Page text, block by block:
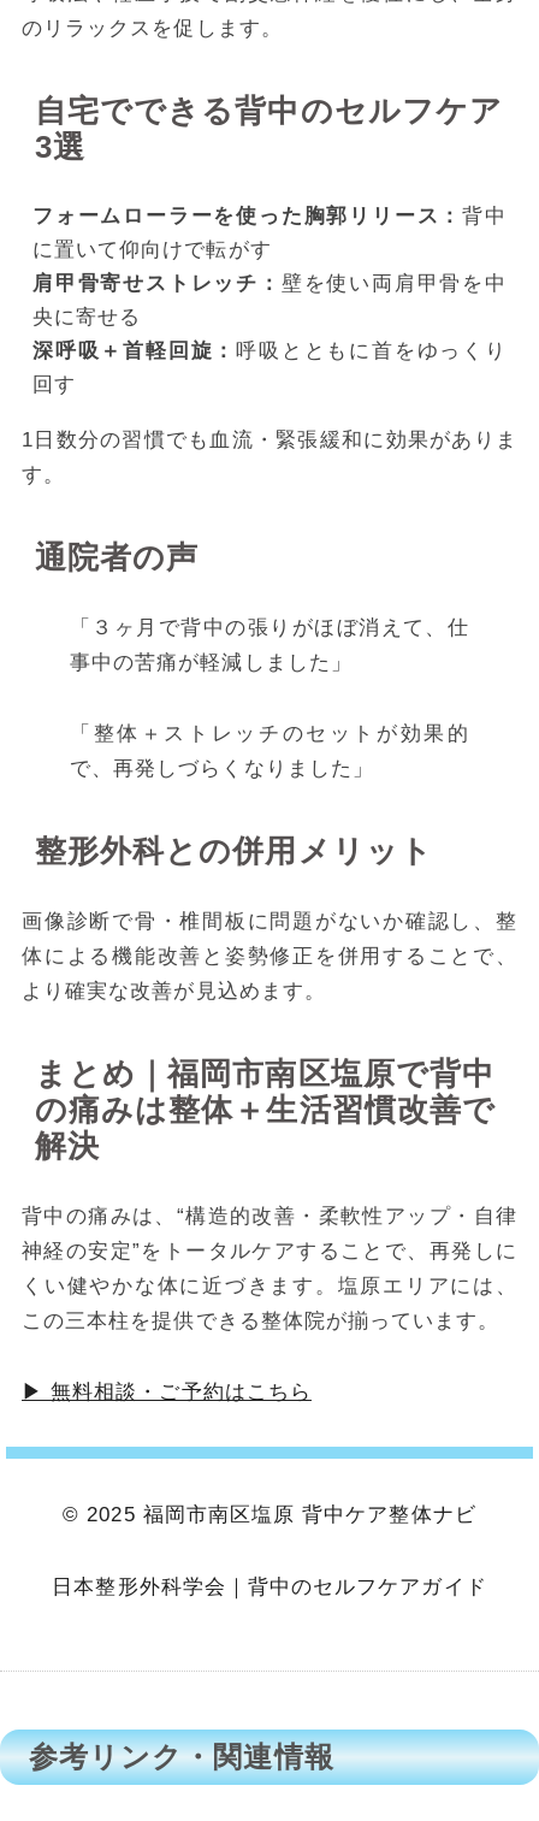
のリラックスを促します。
自宅でできる背中のセルフケア
3選
フォームローラーを使った胸郭リリース：背中
に置いて仰向けで転がす
肩甲骨寄せストレッチ： 壁を使い両肩甲骨を中
央に寄せる
深呼吸＋首軽回旋：呼吸とともに首をゆっくり
回す
1日数分の習慣でも血流・緊張緩和に効果がありま
す。
通院者の声
「３ヶ月で背中の張りがほぼ消えて、仕
事中の苦痛が軽減しました」
「整体＋ストレッチのセットが効果的
で、再発しづらくなりました」
整形外科との併用メリット
画像診断で骨・椎間板に問題がないか確認し、整
体による機能改善と姿勢修正を併用することで、
より確実な改善が見込めます。
まとめ｜福岡市南区塩原で背中
の痛みは整体＋生活習慣改善で
解決
背中の痛みは、“構造的改善・柔軟性アップ・自律
神経の安定”をトータルケアすることで、再発しに
くい健やかな体に近づきます。塩原エリアには、
この三本柱を提供できる整体院が揃っています。
▶ 無料相談・ご予約はこちら
© 2025 福岡市南区塩原 背中ケア整体ナビ
日本整形外科学会 ｜ 背中のセルフケアガイド
参考リンク・関連情報